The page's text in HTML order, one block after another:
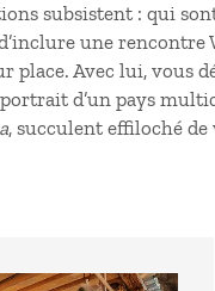
subsistent : qui
une
place. Avec lui, vous
d’un pays
, succulent effiloché de